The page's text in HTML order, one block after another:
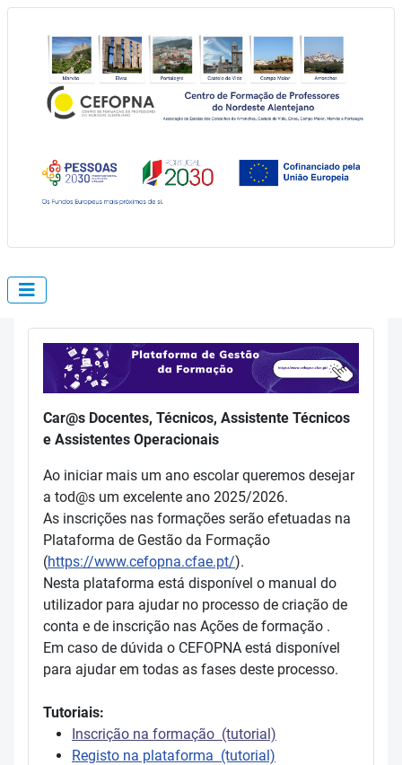
Car@s Docentes, Técnicos, Assistente Técnicos
e Assistentes Operacionais
Ao iniciar mais um ano escolar queremos desejar
a tod@s um excelente ano 2025/2026.
As inscrições nas formações serão efetuadas na
Plataforma de Gestão da Formação
(https://www.cefopna.cfae.pt/).
Nesta plataforma está disponível o manual do
utilizador para ajudar no processo de criação de
conta e de inscrição nas Ações de formação .
Em caso de dúvida o CEFOPNA está disponível
para ajudar em todas as fases deste processo.
Tutoriais:
Inscrição na formação (tutorial)
Registo na plataforma (tutorial)